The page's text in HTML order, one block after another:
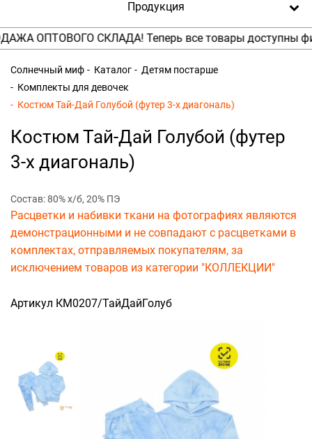
Продукция
ОПТОВОГО СКЛАДА! Теперь все товары доступны
Солнечный миф Каталог
Детям постарше
Комплекты для девочек
Костюм Тай-Дай Голубой (футер 3-х диагональ)
Костюм Тай-Дай Голубой (футер
3-х диагональ)
Состав: 80% х/б, 20% ПЭ
Расцветки и набивки ткани на фотографиях являются
демонстрационными и не совпадают с расцветками в
комплектах, отправляемых покупателям, за
исключением товаров из категории "КОЛЛЕКЦИИ"
Артикул КМ0207/ТайДайГолуб